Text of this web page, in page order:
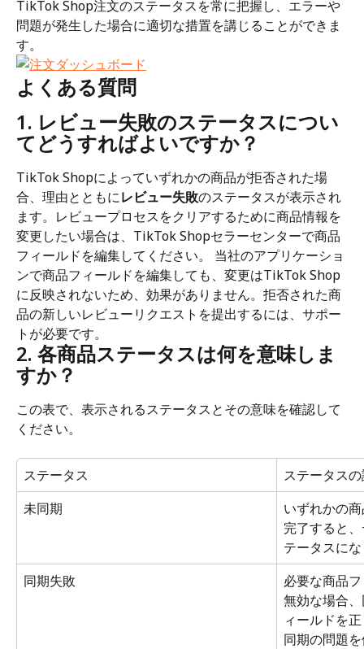
TikTok Shop注文のステータスを常に把握し、エラーや
問題が発生した場合に適切な措置を講じることができま
す。
よくある質問
1. レビュー失敗のステータスについ
てどうすればよいですか？
TikTok Shopによっていずれかの商品が拒否された場
合、理由とともにレビュー失敗のステータスが表示され
ます。レビュープロセスをクリアするために商品情報を
変更したい場合は、TikTok Shopセラーセンターで商品
フィールドを編集してください。 当社のアプリケーショ
ンで商品フィールドを編集しても、変更はTikTok Shop
に反映されないため、効果がありません。拒否された商
品の新しいレビューリクエストを提出するには、サポー
トが必要です。
2. 各商品ステータスは何を意味しま
すか？
この表で、表示されるステータスとその意味を確認して
ください。
ステータス
ステータス
未同期
いずれかの
完了すると
テータスに
同期失敗
必要な商品
無効な場合
ィールドを
同期の問題